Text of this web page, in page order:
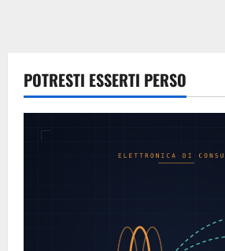
POTRESTI ESSERTI PERSO